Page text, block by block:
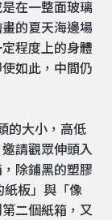
在一整面玻璃
的夏天海邊場
程度上的身體
如此，中間仍
的大小，高低
請觀眾伸頭入
除鋪黑的塑膠
紙板」與「像
二個紙箱，又